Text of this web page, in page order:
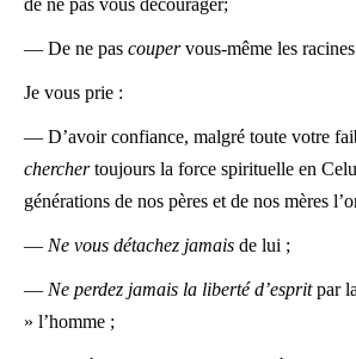
de ne pas vous décourager;
— De ne pas coupervous-même les
Je vous prie :
— D’avoir confiance, malgré toute votre
cherchertoujours la force spirituelle en
générations de nos pères et de nos mères
— Ne vous détachez jamais de lui ;
— Ne perdez jamais la liberté d’espritpar
» l’homme ;